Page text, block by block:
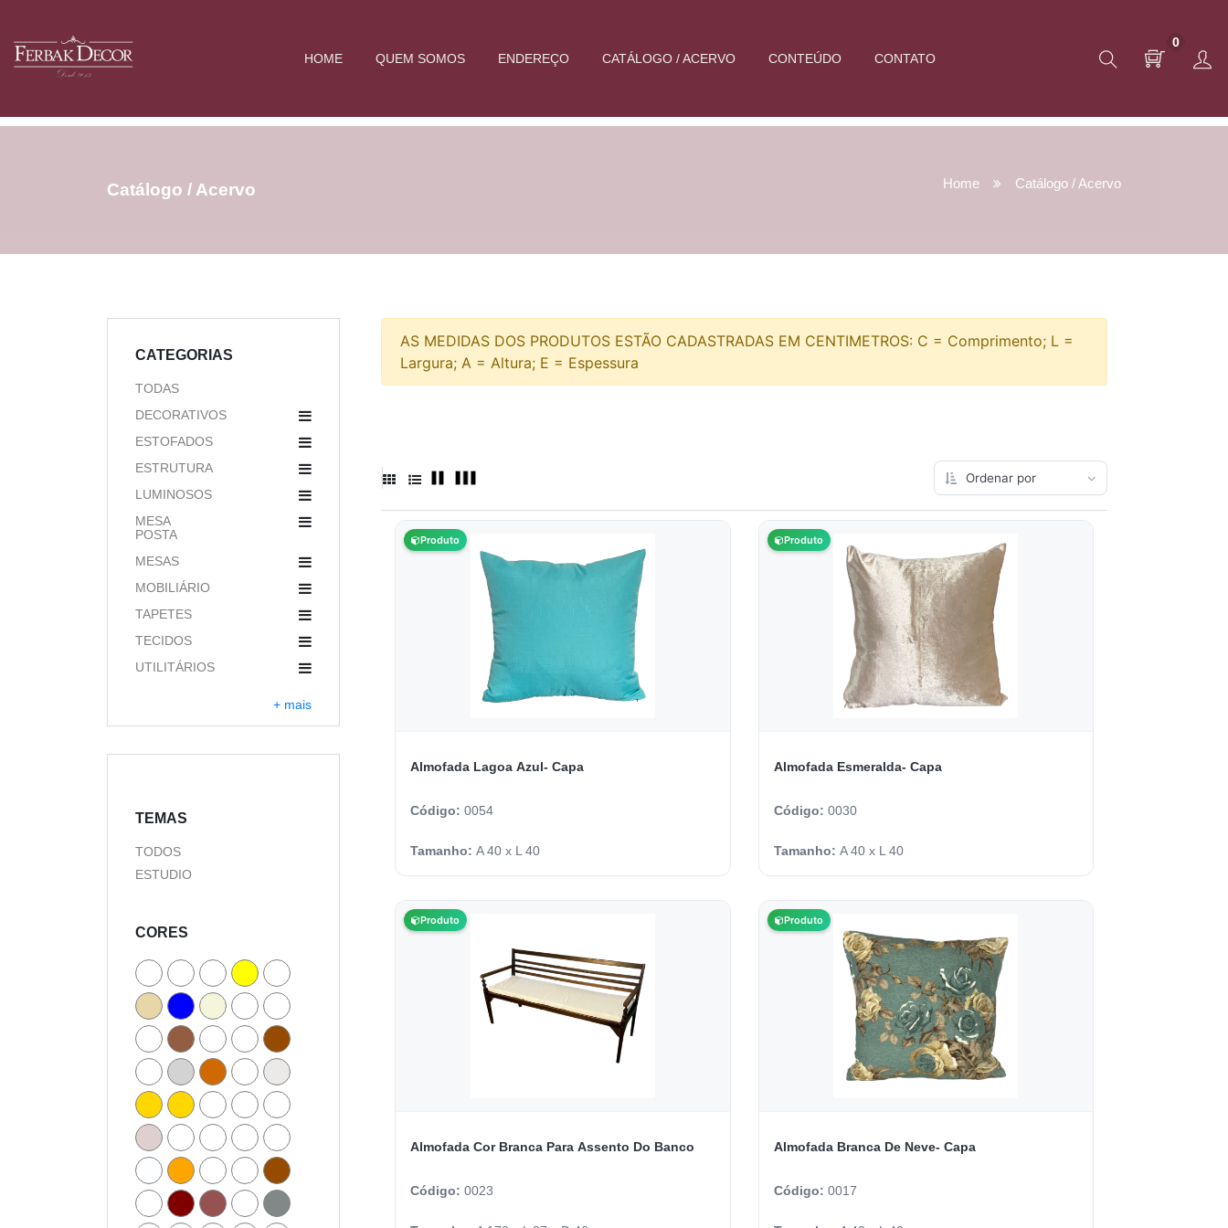
HOME QUEM SOMOS ENDEREÇO CATÁLOGO / ACERVO CONTEÚDO CONTATO
0
Catálogo / Acervo Home Catálogo / Acervo
CATEGORIAS
TODAS
DECORATIVOS
ESTOFADOS
ESTRUTURA
LUMINOSOS
MESA
POSTA
MESAS
MOBILIÁRIO
TAPETES
TECIDOS
UTILITÁRIOS
+ mais
TEMAS
TODOS
ESTUDIO
CORES
AS MEDIDAS DOS PRODUTOS ESTÃO CADASTRADAS EM CENTIMETROS: C = Comprimento; L =
Largura; A = Altura; E = Espessura
Produto
Almofada Lagoa Azul- Capa
Código: 0054
Tamanho: A 40 x L 40
Produto
Almofada Esmeralda- Capa
Código: 0030
Tamanho: A 40 x L 40
Produto
Almofada Cor Branca Para Assento Do Banco
Código: 0023
Produto
Almofada Branca De Neve- Capa
Código: 0017